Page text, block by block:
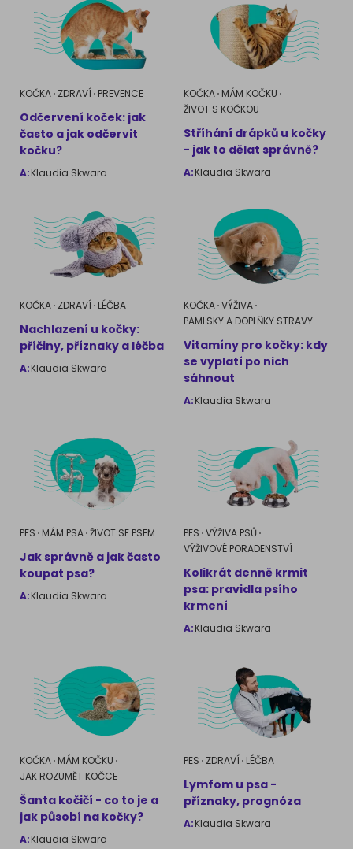
Pamlsky a doplňky stravy
VÝCHOVA PSA
Školení
Jak pochopit psa
Život se psem
Štěně v domě
Příslušenství pro psy
Dalmatín
Zlatý retrívr
Německý ovčák
Atlas psů
Výživové poradenství
Pamlsky a doplňky stravy
Jak rozumět kočce
Život s kočkou
Kotě doma
Školení
Příslušenství pro kočky
PLEMENA KOČEK
Ragdoll
Bengálská kočka
Kanadský Sphynx
AKVARIJNÍ RYBY
KOČKA ZDRAVÍ PREVENCE
Odčervení koček: jak
často a jak odčervit
kočku?
A:Klaudia Skwara
KOČKA MÁM KOČKU
ŽIVOT S KOČKOU
Stříhání drápků u kočky
- jak to dělat správně?
A:Klaudia Skwara
KOČKA ZDRAVÍ LÉČBA
Nachlazení u kočky:
příčiny, příznaky a léčba
A:Klaudia Skwara
KOČKA VÝŽIVA
PAMLSKY A DOPLŇKY STRAVY
Vitamíny pro kočky: kdy
se vyplatí po nich
sáhnout
A:Klaudia Skwara
PES MÁM PSA ŽIVOT SE PSEM
Jak správně a jak často
koupat psa?
A:Klaudia Skwara
PES VÝŽIVA PSŮ
VÝŽIVOVÉ PORADENSTVÍ
Kolikrát denně krmit
psa: pravidla psího
krmení
A:Klaudia Skwara
KOČKA MÁM KOČKU
JAK ROZUMĚT KOČCE
Šanta kočičí - co to je a
jak působí na kočky?
A:Klaudia Skwara
PES ZDRAVÍ LÉČBA
Lymfom u psa -
příznaky, prognóza
A:Klaudia Skwara